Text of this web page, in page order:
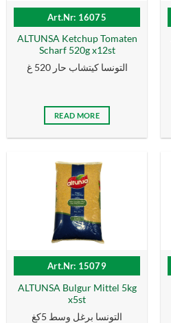
Art.Nr: 16075
ALTUNSA Ketchup Tomaten
Scharf 520g x12st
التونسا كيتشاب حار 520 غ
READ MORE
Art.Nr: 15079
ALTUNSA Bulgur Mittel 5kg
x5st
التونسا برغل وسط 5كغ